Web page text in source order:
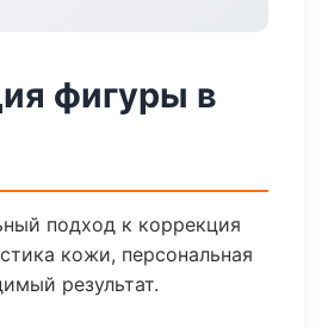
фигуры в
подход к коррекция
кожи, персональная
результат.